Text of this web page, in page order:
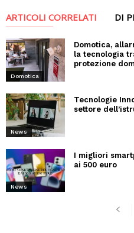
ARTICOLI CORRELATI DI
Domotica
Domotica,
la tecnologia
protezione
News
Tecnologie
settore
News
I migliori
ai 500 euro